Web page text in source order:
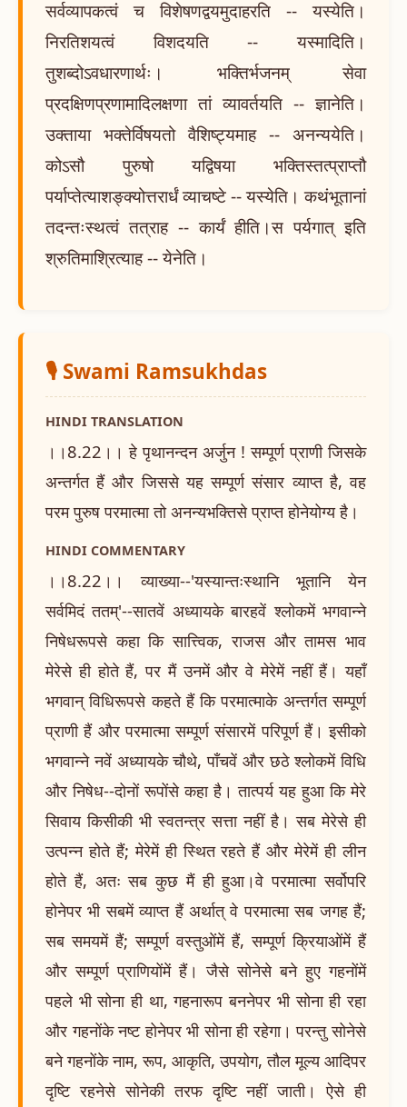
सर्वव्यापकत्वं च विशेषणद्वयमुदाहरति -- यस्येति।
निरतिशयत्वं विशदयति -- यस्मादिति।
तुशब्दोऽवधारणार्थः। भक्तिर्भजनम् सेवा
प्रदक्षिणप्रणामादिलक्षणा तां व्यावर्तयति -- ज्ञानेति।
उक्ताया भक्तेर्विषयतो वैशिष्ट्यमाह -- अनन्ययेति।
कोऽसौ पुरुषो यद्विषया भक्तिस्तत्प्राप्तौ
पर्याप्तेत्याशङ्क्योत्तरार्धं व्याचष्टे -- यस्येति। कथंभूतानां
तदन्तःस्थत्वं तत्राह -- कार्यं हीति।स पर्यगात् इति
श्रुतिमाश्रित्याह -- येनेति।
🎙️ Swami Ramsukhdas
HINDI TRANSLATION
।।8.22।। हे पृथानन्दन अर्जुन ! सम्पूर्ण प्राणी जिसके
अन्तर्गत हैं और जिससे यह सम्पूर्ण संसार व्याप्त है, वह
परम पुरुष परमात्मा तो अनन्यभक्तिसे प्राप्त होनेयोग्य है।
HINDI COMMENTARY
।।8.22।। व्याख्या--'यस्यान्तःस्थानि भूतानि येन
सर्वमिदं ततम्'--सातवें अध्यायके बारहवें श्लोकमें भगवान्ने
निषेधरूपसे कहा कि सात्त्विक, राजस और तामस भाव
मेरेसे ही होते हैं, पर मैं उनमें और वे मेरेमें नहीं हैं। यहाँ
भगवान् विधिरूपसे कहते हैं कि परमात्माके अन्तर्गत सम्पूर्ण
प्राणी हैं और परमात्मा सम्पूर्ण संसारमें परिपूर्ण हैं। इसीको
भगवान्ने नवें अध्यायके चौथे, पाँचवें और छठे श्लोकमें विधि
और निषेध--दोनों रूपोंसे कहा है। तात्पर्य यह हुआ कि मेरे
सिवाय किसीकी भी स्वतन्त्र सत्ता नहीं है। सब मेरेसे ही
उत्पन्न होते हैं; मेरेमें ही स्थित रहते हैं और मेरेमें ही लीन
होते हैं, अतः सब कुछ मैं ही हुआ।वे परमात्मा सर्वोपरि
होनेपर भी सबमें व्याप्त हैं अर्थात् वे परमात्मा सब जगह हैं;
सब समयमें हैं; सम्पूर्ण वस्तुओंमें हैं, सम्पूर्ण क्रियाओंमें हैं
और सम्पूर्ण प्राणियोंमें हैं। जैसे सोनेसे बने हुए गहनोंमें
पहले भी सोना ही था, गहनारूप बननेपर भी सोना ही रहा
और गहनोंके नष्ट होनेपर भी सोना ही रहेगा। परन्तु सोनेसे
बने गहनोंके नाम, रूप, आकृति, उपयोग, तौल मूल्य आदिपर
दृष्टि रहनेसे सोनेकी तरफ दृष्टि नहीं जाती। ऐसे ही